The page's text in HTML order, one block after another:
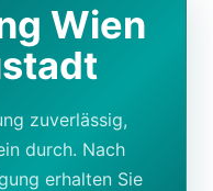
Wien
zuverlässig,
durch. Nach
erhalten Sie